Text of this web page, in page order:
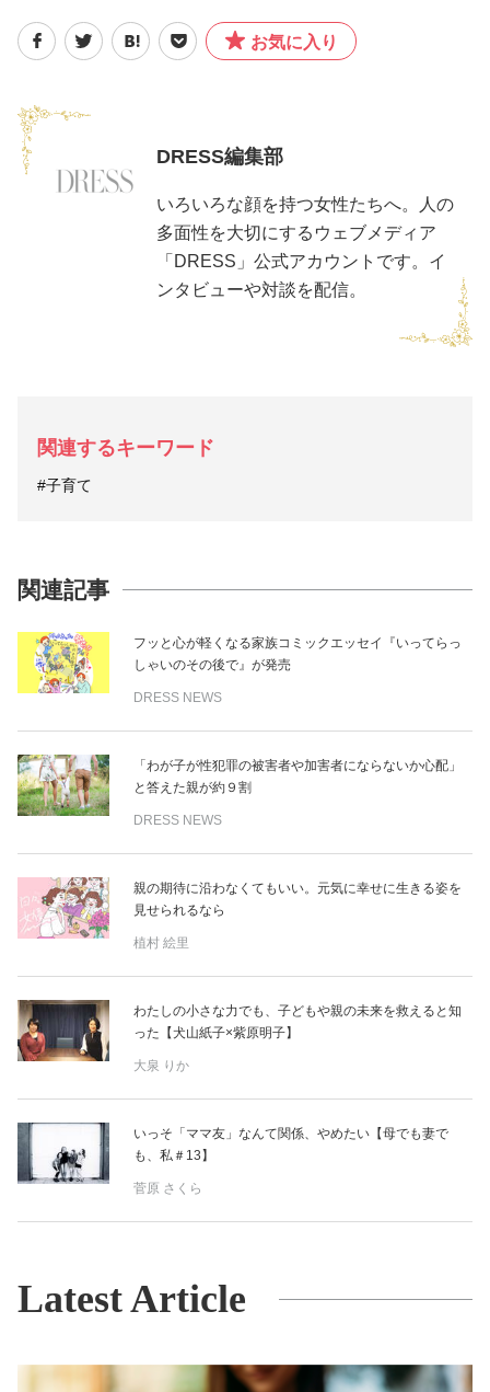
お気に入り
DRESS編集部
いろいろな顔を持つ女性たちへ。人の
多面性を大切にするウェブメディア
「DRESS」公式アカウントです。イ
ンタビューや対談を配信。
関連するキーワード
#子育て
関連記事
フッと心が軽くなる家族コミックエッセイ『いってらっ
しゃいのその後で』が発売
DRESS NEWS
「わが子が性犯罪の被害者や加害者にならないか心配」
と答えた親が約９割
DRESS NEWS
親の期待に沿わなくてもいい。元気に幸せに生きる姿を
見せられるなら
植村 絵里
わたしの小さな力でも、子どもや親の未来を救えると知
った【犬山紙子×紫原明子】
大泉 りか
いっそ「ママ友」なんて関係、やめたい【母でも妻で
も、私＃13】
菅原 さくら
Latest Article